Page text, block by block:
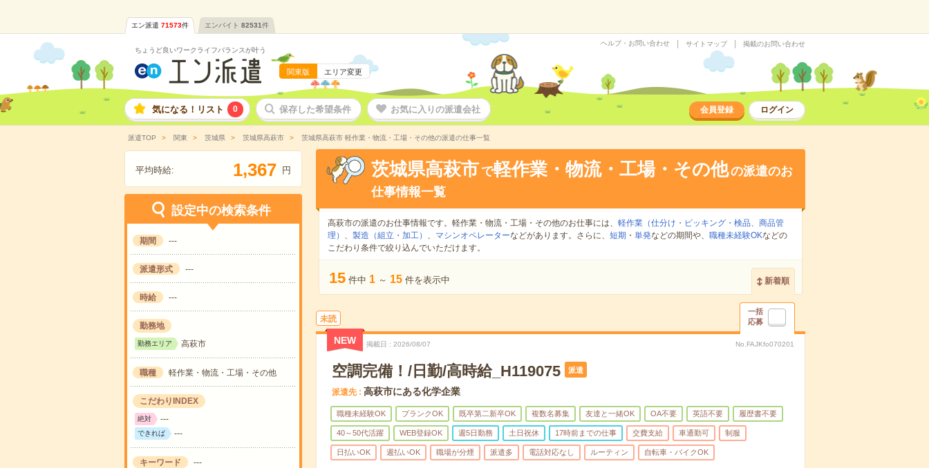
エン派遣 71573件 エンバイト 82531件
ちょうど良いワークライフバランスが叶う
関東版 エリア変更
ヘルプ・お問い合わせ サイトマップ 掲載のお問い合わせ
気になる！リスト 0 保存した希望条件 お気に入りの派遣会社 会員登録 ログイン
派遣TOP 関東 茨城県 茨城県高萩市 茨城県高萩市 軽作業・物流・工場・その他の派遣の仕事一覧
平均時給: 1,367 円
設定中の検索条件
期間 ---
派遣形式 ---
時給 ---
勤務地
勤務エリア 高萩市
職種 軽作業・物流・工場・その他
こだわりINDEX
絶対 ---
できれば ---
キーワード ---
茨城県高萩市 で軽作業・物流・工場・その他の派遣のお
仕事情報一覧
高萩市の派遣のお仕事情報です。軽作業・物流・工場・その他のお仕事には、 軽作業（仕分け・ピッキング・検品、商品管
理） 、 製造（組立・加工） 、 マシンオペレーターなどがあります。さらに、 短期 ・ 単発などの期間や、 職種未経験OKなどの
こだわり条件で絞り込んでいただけます。
15 件中 1 ～ 15 件を表示中 新着順
未読
一括
応募
NEW 掲載日 2026/08/07 No.FAJKfo070201
空調完備！/日勤/高時給_H119075 派遣
派遣先 高萩市にある化学企業
職種未経験OK ブランクOK 既卒第二新卒OK 複数名募集 友達と一緒OK OA不要 英語不要 履歴書不要
40～50代活躍 WEB登録OK 週5日勤務 土日祝休 17時前までの仕事 交費支給 車通勤可 制服
日払いOK 週払いOK 職場が分煙 派遣多 電話対応なし ルーティン 自転車・バイクOK